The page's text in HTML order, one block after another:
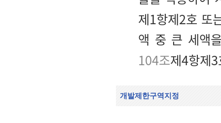
제1항제2호 또
액 중 큰 세액
104조제4항제
개발제한구역지정